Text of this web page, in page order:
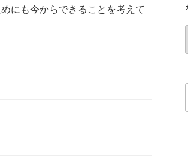
にも今からできることを考えて